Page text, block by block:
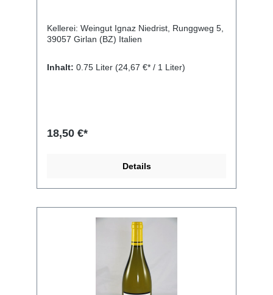
Kellerei: Weingut Ignaz Niedrist, Runggweg 5,
39057 Girlan (BZ) Italien
Inhalt: 0.75 Liter (24,67 €* / 1 Liter)
18,50 €*
Details